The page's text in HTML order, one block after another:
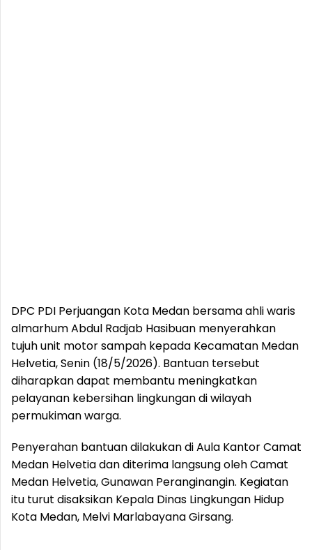
DPC PDI Perjuangan Kota Medan bersama ahli waris
almarhum Abdul Radjab Hasibuan menyerahkan
tujuh unit motor sampah kepada Kecamatan Medan
Helvetia, Senin (18/5/2026). Bantuan tersebut
diharapkan dapat membantu meningkatkan
pelayanan kebersihan lingkungan di wilayah
permukiman warga.
Penyerahan bantuan dilakukan di Aula Kantor Camat
Medan Helvetia dan diterima langsung oleh Camat
Medan Helvetia, Gunawan Peranginangin. Kegiatan
itu turut disaksikan Kepala Dinas Lingkungan Hidup
Kota Medan, Melvi Marlabayana Girsang.